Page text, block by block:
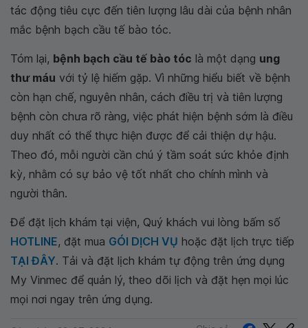
tác động tiêu cực đến tiên lượng lâu dài của bệnh nhân
mắc bệnh bạch cầu tế bào tóc.
Tóm lại, bệnh bạch cầu tế bào tóc là một dạng ung
thư máu với tỷ lệ hiếm gặp. Vì những hiểu biết về bệnh
còn hạn chế, nguyên nhân, cách điều trị và tiên lượng
bệnh còn chưa rõ ràng, việc phát hiện bệnh sớm là điều
duy nhất có thể thực hiện được để cải thiện dự hậu.
Theo đó, mỗi người cần chú ý tầm soát sức khỏe định
kỳ, nhằm có sự bảo vệ tốt nhất cho chính mình và
người thân.
Để đặt lịch khám tại viện, Quý khách vui lòng bấm số
HOTLINE, đặt mua GÓI DỊCH VỤ hoặc đặt lịch trực tiếp
TẠI ĐÂY. Tải và đặt lịch khám tự động trên ứng dụng
My Vinmec để quản lý, theo dõi lịch và đặt hẹn mọi lúc
mọi nơi ngay trên ứng dụng.